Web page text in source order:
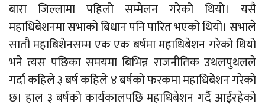
बारा जिल्लामा पहिलो सम्मेलन गरेको थियो। यसै
महाधिबेशनमा सभाको बिधान पनि पारित भएको थियो। सभाले
सातौ महाबिशेनसम्म एक एक बर्षमा महाधिबेशन गरेको थियो
भने त्यस पछिका समयमा बिभिन्न राजनीतिक उथलपुथलले
गर्दा कहिले ३ बर्ष कहिले ४ बर्षको फरकमा महाधिबेशन गरेको
छ। हाल ३ बर्षको कार्यकालपछि महाधिबेशन गर्दै आईरहेको